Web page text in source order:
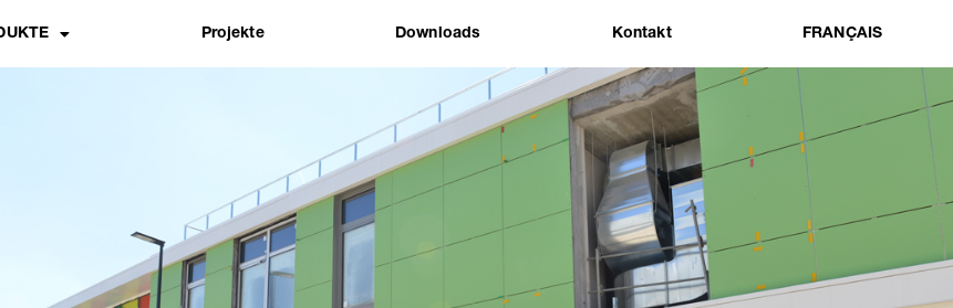
Projekte Downloads Kontakt FRANÇAIS